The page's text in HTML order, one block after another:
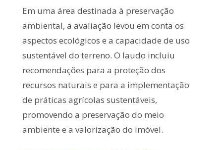
Em uma área destinada à preservação
ambiental, a avaliação levou em conta os
aspectos ecológicos e a capacidade de uso
sustentável do terreno. O laudo incluiu
recomendações para a proteção dos
recursos naturais e para a implementação
de práticas agrícolas sustentáveis,
promovendo a preservação do meio
ambiente e a valorização do imóvel.